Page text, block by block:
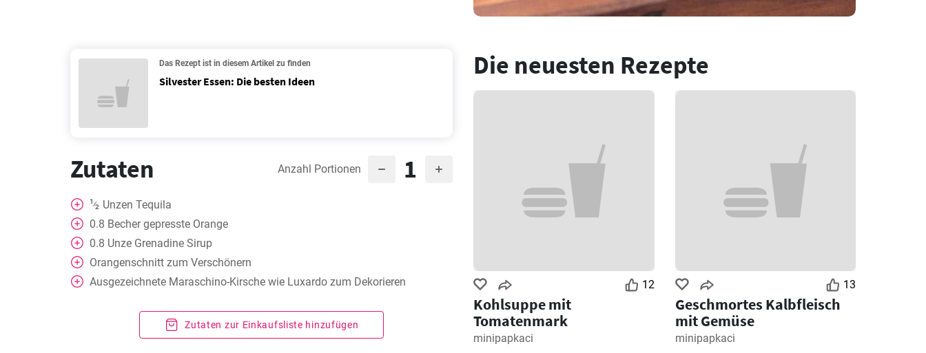
Das Rezept ist in diesem Artikel zu finden
Silvester Essen: Die besten Ideen
Zutaten Anzahl Portionen 1
1⁄2
Unzen Tequila
0.8 Becher gepresste Orange
0.8 Unze Grenadine Sirup
Orangenschnitt zum Verschönern
Ausgezeichnete Maraschino-Kirsche wie Luxardo zum Dekorieren
Zutaten zur Einkaufsliste hinzufügen
Die neuesten Rezepte
12
Kohlsuppe mit
Tomatenmark
minipapkaci
13
Geschmortes Kalbfleisch
mit Gemüse
minipapkaci